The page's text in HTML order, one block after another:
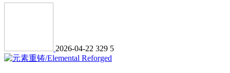
2026-04-22 329 5